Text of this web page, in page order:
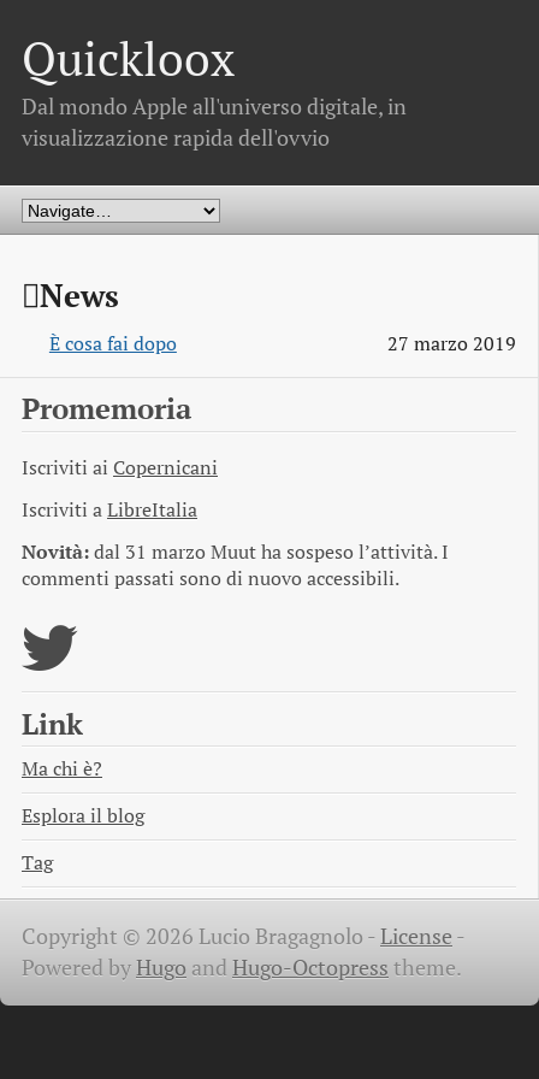
Quickloox
Dal mondo Apple all'universo digitale, in
visualizzazione rapida dell'ovvio
News
È cosa fai dopo 27 marzo 2019
Promemoria
Iscriviti ai Copernicani
Iscriviti aLibreItalia
Novità:dal 31 marzo Muut ha sospeso l’attività. I
commenti passati sono di nuovo accessibili.
Link
Ma chi è?
Esplora il blog
Tag
Copyright © 2026 Lucio Bragagnolo -License -
Powered byHugo and Hugo-Octopress theme.